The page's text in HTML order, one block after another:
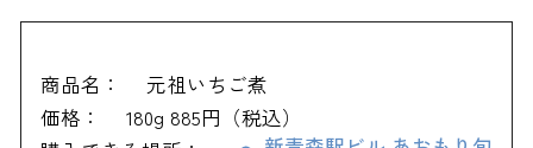
商品名：
元祖いちご煮
価格：
180g 885円（税込）